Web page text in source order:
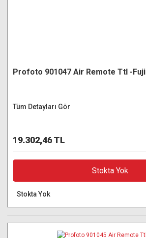
Profoto 901047 Air Remote Ttl -Fuji
Tüm Detayları Gör
19.302,46 TL
Stokta Yok
Stokta Yok